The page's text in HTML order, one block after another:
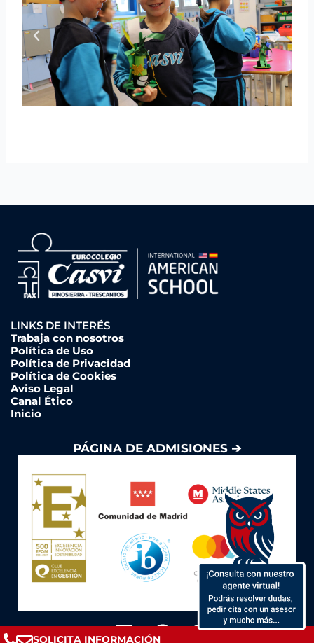
SOLICITA INFORMACIÓN
LINKS DE INTERÉS
Trabaja con nosotros
Política de Uso
Política de Privacidad
Política de Cookies
Aviso Legal
Canal Ético
Inicio
PÁGINA DE ADMISIONES ➔
Y
L
F
I